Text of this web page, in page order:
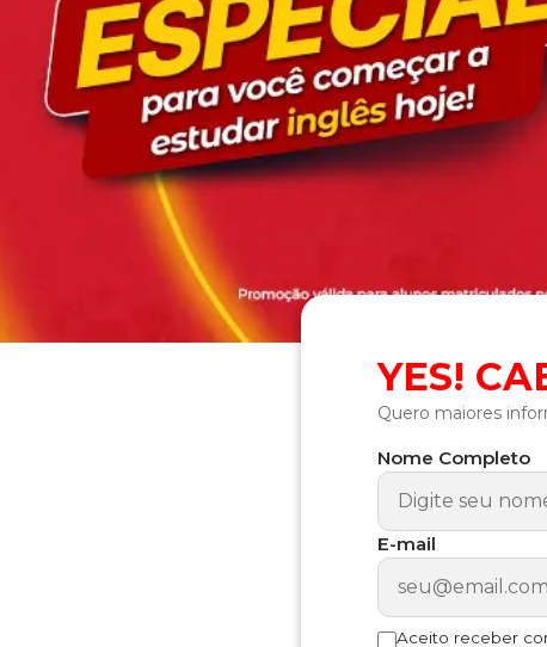
YES!
Quero maiores
Nome Completo
E-mail
Aceito receber